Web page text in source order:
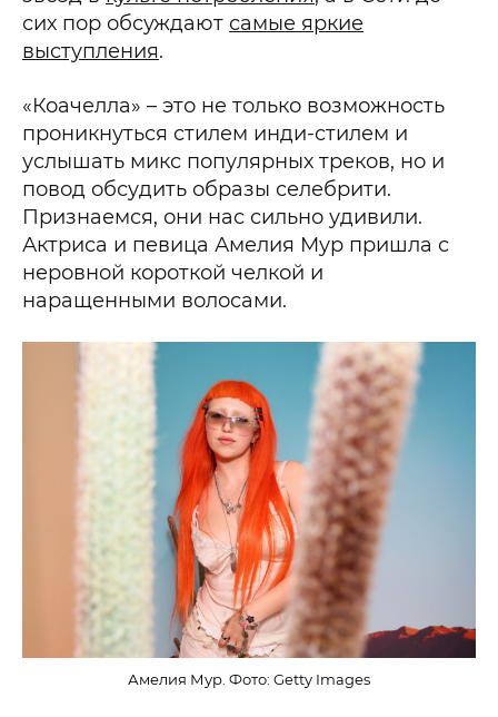
сих пор обсуждают самые яркие
выступления.
«Коачелла» – это не только возможность
проникнуться стилем инди-стилем и
услышать микс популярных треков, но и
повод обсудить образы селебрити.
Признаемся, они нас сильно удивили.
Актриса и певица Амелия Мур пришла с
неровной короткой челкой и
наращенными волосами.
Амелия Мур. Фото: Getty Images